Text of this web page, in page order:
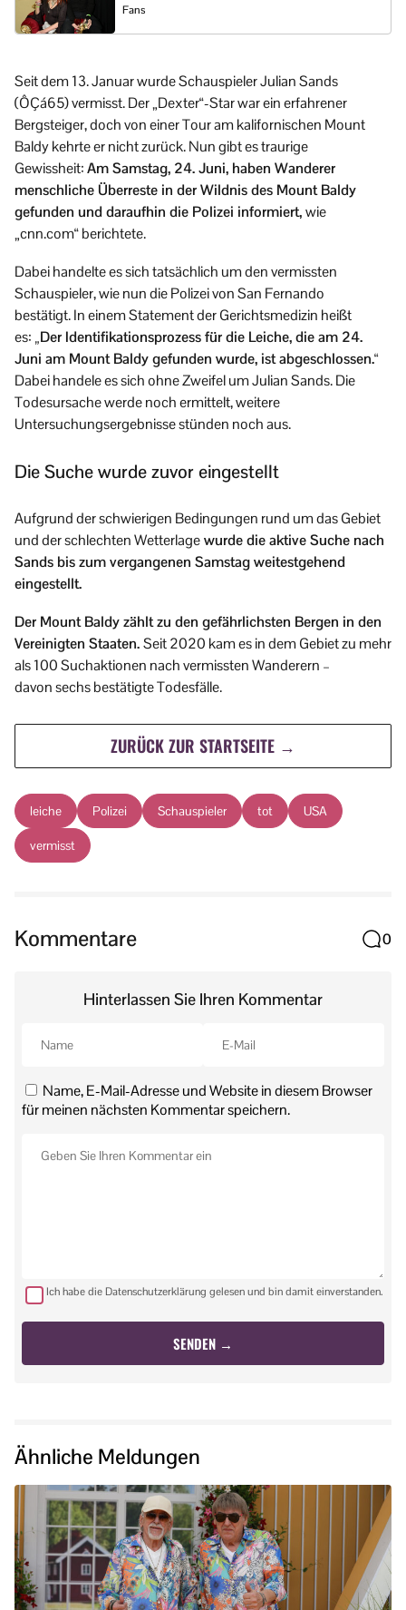
Fans
Seit dem 13. Januar wurde Schauspieler Julian Sands
(ÔÇá65) vermisst. Der „Dexter“-Star war ein erfahrener
Bergsteiger, doch von einer Tour am kalifornischen Mount
Baldy kehrte er nicht zurück. Nun gibt es traurige
Gewissheit:Am Samstag, 24. Juni, haben Wanderer
menschliche Überreste in der Wildnis des Mount Baldy
gefunden und daraufhin die Polizei informiert,wie
„cnn.com“ berichtete.
Dabei handelte es sich tatsächlich um den vermissten
Schauspieler, wie nun die Polizei von San Fernando
bestätigt. In einem Statement der Gerichtsmedizin heißt
es: „Der Identifikationsprozess für die Leiche, die am 24.
Juni am Mount Baldy gefunden wurde, ist abgeschlossen.“
Dabei handele es sich ohne Zweifel um Julian Sands. Die
Todesursache werde noch ermittelt, weitere
Untersuchungsergebnisse stünden noch aus.
Die Suche wurde zuvor eingestellt
Aufgrund der schwierigen Bedingungen rund um das Gebiet
und der schlechten Wetterlagewurde die aktive Suche nach
Sands bis zum vergangenen Samstag weitestgehend
eingestellt.
Der Mount Baldy zählt zu den gefährlichsten Bergen in den
Vereinigten Staaten.Seit 2020 kam es in dem Gebiet zu mehr
als 100 Suchaktionen nach vermissten Wanderern –
davon sechs bestätigte Todesfälle.
ZURÜCK ZUR STARTSEITE →
leiche Polizei Schauspieler tot USA
vermisst
Kommentare 0
Hinterlassen Sie Ihren Kommentar
Name, E-Mail-Adresse und Website in diesem Browser
für meinen nächsten Kommentar speichern.
Ich habe die Datenschutzerklärung gelesen und bin damit einverstanden.
Ähnliche Meldungen